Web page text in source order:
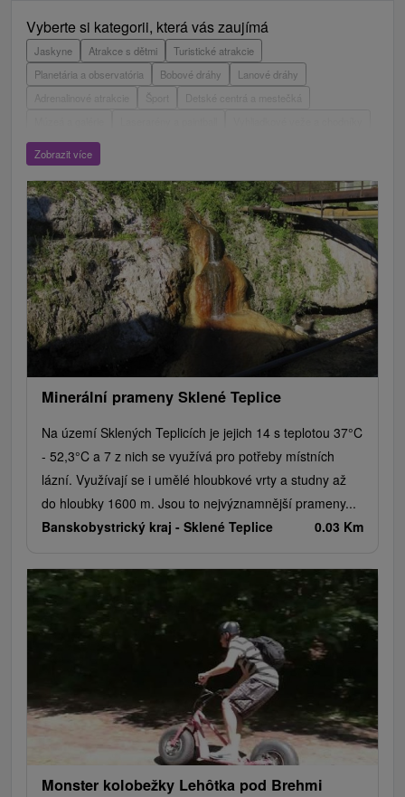
Vyberte si kategorii, která vás zaujímá
Jaskyne Atrakce s dětmi
Turistické atrakcie
Planetária a observatória
Bobové dráhy
Lanové dráhy
Adrenalinové atrakcie
Detské centrá a mestečká
ZOO a zvieracie farmy
Hrady, zámky, zrúcaniny
Mestské a zámocké parky
Vyhliadkové lety a plavby
Štíty
Jazerá, plesá, vodné nádrže
Technické pamiatky
Pamätníky
Vodopády
Drevené kostolíky Pramene Divadlá
Jazda na koni
Túry a turistické chodníky
Kaštiele Horské chaty
Sakrálne miesta
Plte, rafting, splavy
Architektonické stavby
Lyžiarske strediská
Golfové ihriská
Motokárové dráhy
Amfiteátre a kiná v prírode
Vínne cesty
Cyklotrasy
Zobrazit více
Minerální prameny Sklené Teplice
Na území Sklených Teplicích je jejich 14 s teplotou 37°C
- 52,3°C a 7 z nich se využívá pro potřeby místních
lázní. Využívají se i umělé hloubkové vrty a studny až
do hloubky 1600 m. Jsou to nejvýznamnější prameny...
Banskobystrický kraj - Sklené Teplice 0.03 Km
Monster kolobežky Lehôtka pod Brehmi